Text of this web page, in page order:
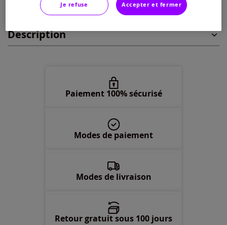
En stock
48 -En stock
Caractéristiques
Description
Paiement 100% sécurisé
Modes de paiement
Modes de livraison
Retour gratuit sous 100 jours
Je refuse Accepter et fermer